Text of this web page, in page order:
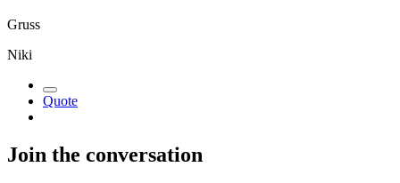
Gruss
Niki
Quote
Join the conversation